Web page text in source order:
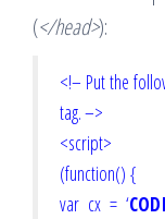
(</head>):
<!– Put the
tag. –>
<script>
(function() {
var cx = ‘